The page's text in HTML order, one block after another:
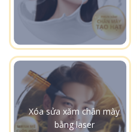
Xóa sửa xăm chân mày
bằng laser